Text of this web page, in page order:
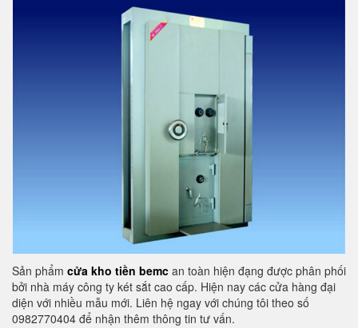
Sản phẩm cửa kho tiền bemc an toàn hiện đạng được phân phối
bởi nhà máy công ty két sắt cao cấp. Hiện nay các cửa hàng đại
diện với nhiều mẫu mới. Liên hệ ngay với chúng tôi theo số
0982770404 để nhận thêm thông tin tư vấn.